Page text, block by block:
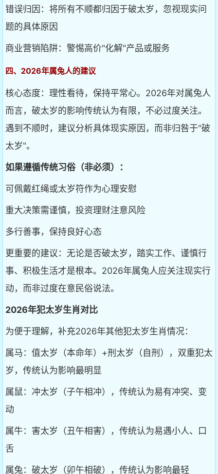
错误归因：将所有不顺都归因于破太岁，忽视现实问
题的具体原因
商业营销陷阱：警惕高价"化解"产品或服务
四、2026年属兔人的建议
核心态度：理性看待，保持平常心。2026年对属兔人
而言，破太岁的影响传统认为有限，不必过度关注。
遇到不顺时，建议分析具体现实原因，而非归咎于"破
太岁"。
如果遵循传统习俗（非必须）：
可佩戴红绳或太岁符作为心理安慰
重大决策需谨慎，投资理财注意风险
多行善事，保持良好心态
更重要的建议：无论是否破太岁，踏实工作、谨慎行
事、积极生活才是根本。2026年属兔人应关注现实行
动，而非过度在意民俗说法。
2026年犯太岁生肖对比
为便于理解，补充2026年其他犯太岁生肖情况：
属马：值太岁（本命年）+刑太岁（自刑），双重犯太
岁，传统认为影响最明显
属鼠：冲太岁（子午相冲），传统认为易有冲突、变
动
属牛：害太岁（丑午相害），传统认为易遇小人、口
舌
属兔：破太岁（卯午相破），传统认为影响最轻